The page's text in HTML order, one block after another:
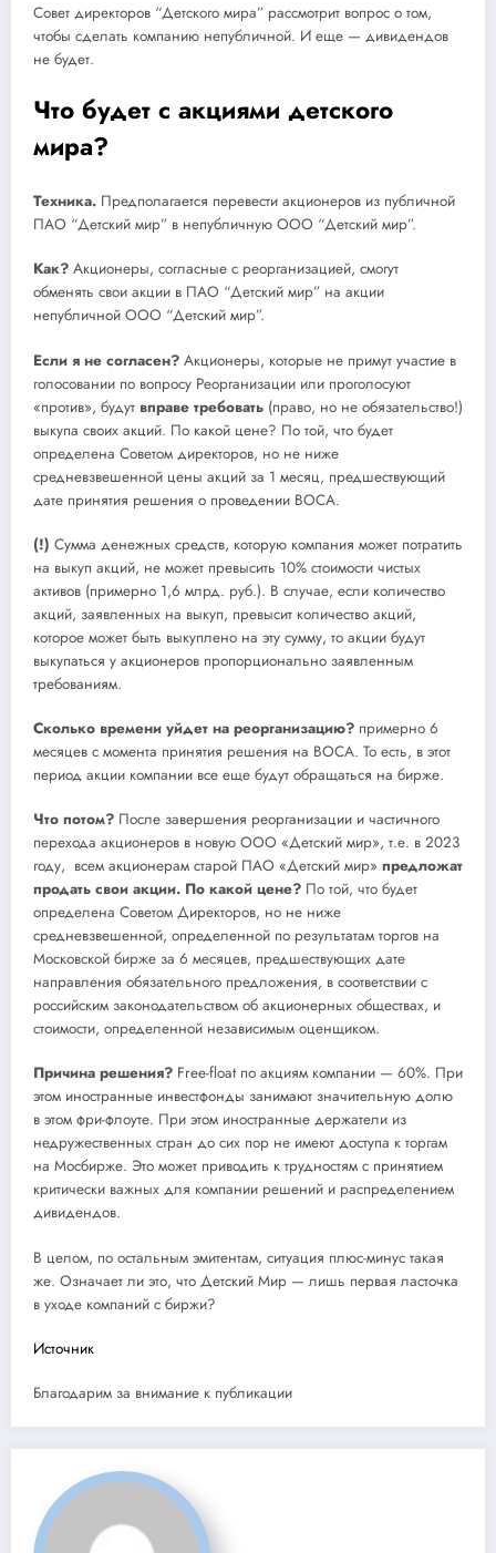
Совет директоров “Детского мира” рассмотрит вопрос о том,
чтобы сделать компанию непубличной. И еще — дивидендов
не будет.
Что будет с акциями детского
мира?
Техника. Предполагается перевести акционеров из публичной
ПАО “Детский мир” в непубличную ООО “Детский мир”.
Как? Акционеры, согласные с реорганизацией, смогут
обменять свои акции в ПАО “Детский мир” на акции
непубличной ООО “Детский мир”.
Если я не согласен? Акционеры, которые не примут участие в
голосовании по вопросу Реорганизации или проголосуют
«против», будут вправе требовать (право, но не обязательство!)
выкупа своих акций. По какой цене? По той, что будет
определена Советом директоров, но не ниже
средневзвешенной цены акций за 1 месяц, предшествующий
дате принятия решения о проведении ВОСА.
(!) Сумма денежных средств, которую компания может потратить
на выкуп акций, не может превысить 10% стоимости чистых
активов (примерно 1,6 млрд. руб.). В случае, если количество
акций, заявленных на выкуп, превысит количество акций,
которое может быть выкуплено на эту сумму, то акции будут
выкупаться у акционеров пропорционально заявленным
требованиям.
Сколько времени уйдет на реорганизацию? примерно 6
месяцев с момента принятия решения на ВОСА. То есть, в этот
период акции компании все еще будут обращаться на бирже.
Что потом? После завершения реорганизации и частичного
перехода акционеров в новую ООО «Детский мир», т.е. в 2023
году, всем акционерам старой ПАО «Детский мир» предложат
продать свои акции. По какой цене? По той, что будет
определена Советом Директоров, но не ниже
средневзвешенной, определенной по результатам торгов на
Московской бирже за 6 месяцев, предшествующих дате
направления обязательного предложения, в соответствии с
российским законодательством об акционерных обществах, и
стоимости, определенной независимым оценщиком.
Причина решения? Free-float по акциям компании — 60%. При
этом иностранные инвестфонды занимают значительную долю
в этом фри-флоуте. При этом иностранные держатели из
недружественных стран до сих пор не имеют доступа к торгам
на Мосбирже. Это может приводить к трудностям с принятием
критически важных для компании решений и распределением
дивидендов.
В целом, по остальным эмитентам, ситуация плюс-минус такая
же. Означает ли это, что Детский Мир — лишь первая ласточка
в уходе компаний с биржи?
Источник
Благодарим за внимание к публикации